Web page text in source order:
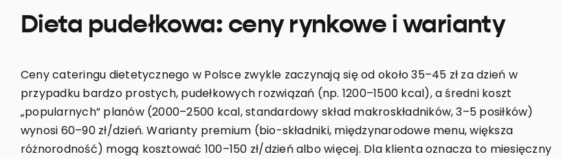
Dieta pudełkowa: ceny rynkowe i warianty
Ceny cateringu dietetycznego w Polsce zwykle zaczynają się od około 35–45 zł za dzień w
przypadku bardzo prostych, pudełkowych rozwiązań (np. 1200–1500 kcal), a średni koszt
„popularnych” planów (2000–2500 kcal, standardowy skład makroskładników, 3–5 posiłków)
wynosi 60–90 zł/dzień. Warianty premium (bio-składniki, międzynarodowe menu, większa
różnorodność) mogą kosztować 100–150 zł/dzień albo więcej. Dla klienta oznacza to miesięczny